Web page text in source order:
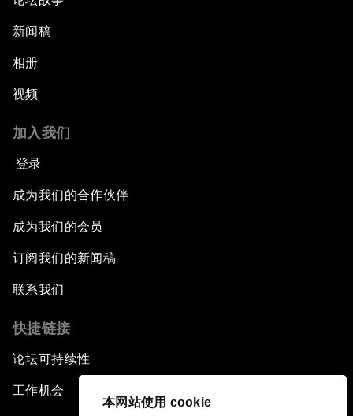
本网站使用 cookie
新闻稿
相册
视频
加入我们
登录
成为我们的合作伙伴
成为我们的会员
订阅我们的新闻稿
联系我们
快捷链接
论坛可持续性
工作机会